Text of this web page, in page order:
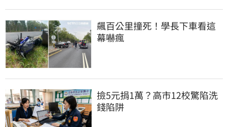
飆百公里撞死！學長下車看這
幕嚇瘋
撿5元捐1萬？高市12校驚陷洗
錢陷阱